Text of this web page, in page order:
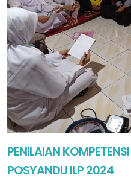
PENILAIAN
POSYANDU ILP 2024